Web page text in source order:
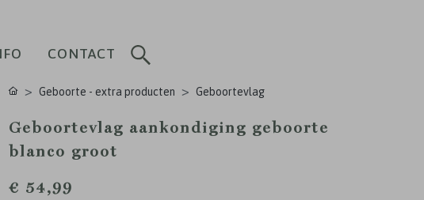
CONTACT
Geboorte - extra producten Geboortevlag
Geboortevlag aankondiging geboorte
blanco groot
€ 54,99